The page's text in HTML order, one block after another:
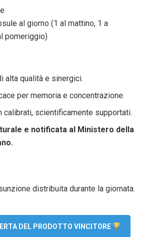
al giorno (1 al mattino, 1 a
pomeriggio)
alta qualità e sinergici.
per memoria e concentrazione.
calibrati, scientificamente supportati.
e notificata al Ministero della
distribuita durante la giornata.
DEL PRODOTTO VINCITORE